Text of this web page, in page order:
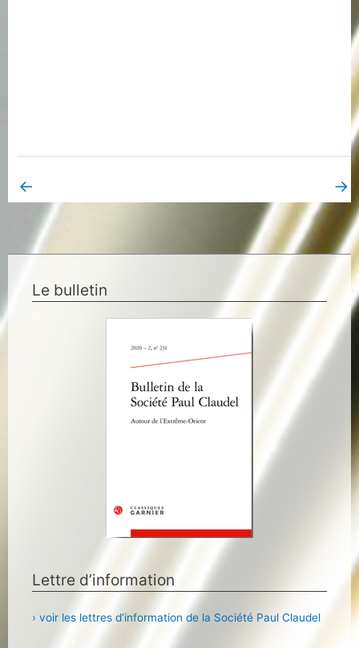
← →
Le bulletin
Lettre d’information
› voir les lettres d’information de la Société Paul Claudel